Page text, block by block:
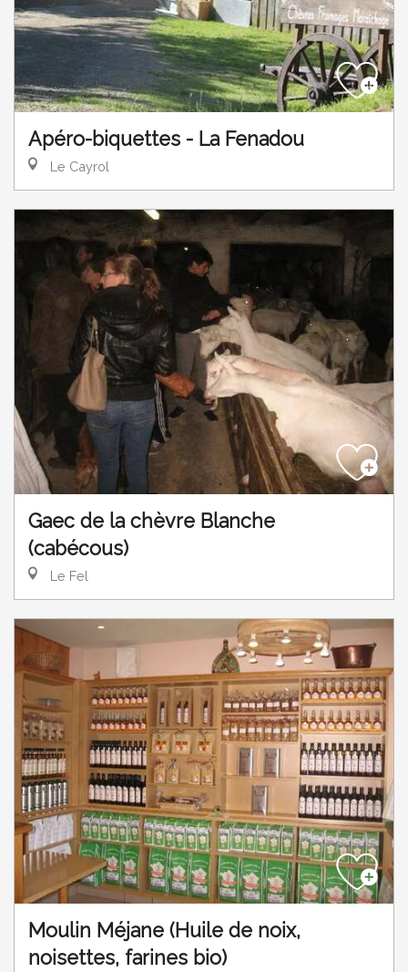
Apéro-biquettes - La Fenadou
Le Cayrol
Gaec de la chèvre Blanche
(cabécous)
Le Fel
Moulin Méjane (Huile de noix,
noisettes, farines bio)